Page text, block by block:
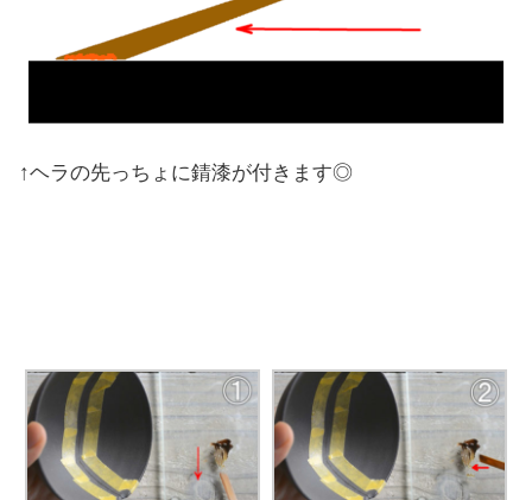
↑ヘラの先っちょに錆漆が付きます◎